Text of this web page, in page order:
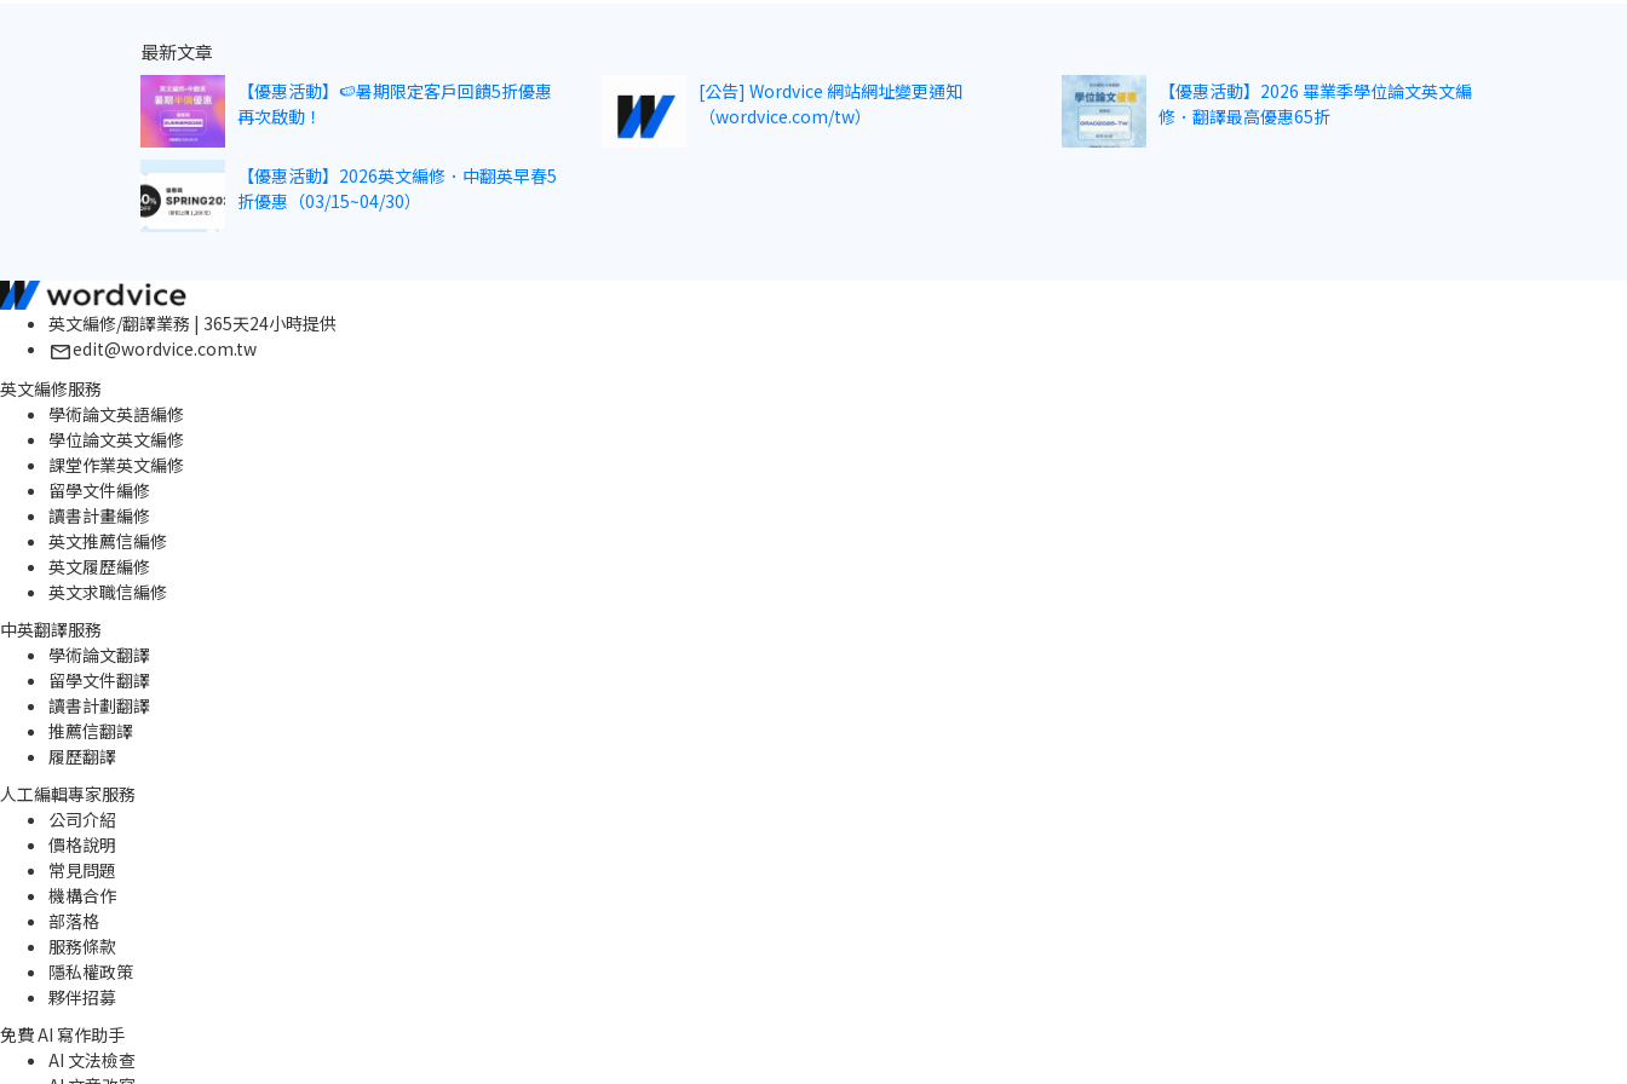
最新文章
【優惠活動】🍉暑期限定客戶回饋5折優惠
再次啟動！
[公告] Wordvice 網站網址變更通知
（wordvice.com/tw）
【優惠活動】2026 畢業季學位論文英文編
修．翻譯最高優惠65折
【優惠活動】2026英文編修．中翻英早春5
折優惠（03/15~04/30）
英文編修/翻譯業務 | 365天24小時提供
edit@wordvice.com.tw
英文編修服務
學術論文英語編修
學位論文英文編修
課堂作業英文編修
留學文件編修
讀書計畫編修
英文推薦信編修
英文履歷編修
英文求職信編修
中英翻譯服務
學術論文翻譯
留學文件翻譯
讀書計劃翻譯
推薦信翻譯
履歷翻譯
人工編輯專家服務
公司介紹
價格說明
常見問題
機構合作
部落格
服務條款
隱私權政策
夥伴招募
免費 AI 寫作助手
AI 文法檢查